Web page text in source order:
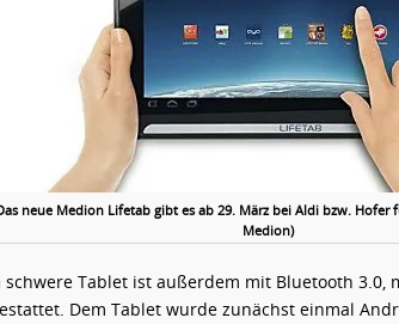
neue Medion Lifetab gibt es ab 29. März bei Aldi bzw. Hofer
Medion)
schwere Tablet ist außerdem mit Bluetooth 3.0,
Dem Tablet wurde zunächst einmal